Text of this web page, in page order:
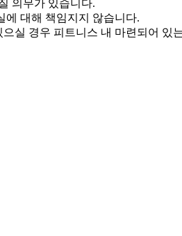
의무가 있습니다.
에 대해 책임지지 않습니다.
실 경우 피트니스 내 마련되어 있